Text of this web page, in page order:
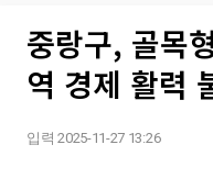
중랑구, 골목
역 경제 활력
입력 2025-11-27 13:26